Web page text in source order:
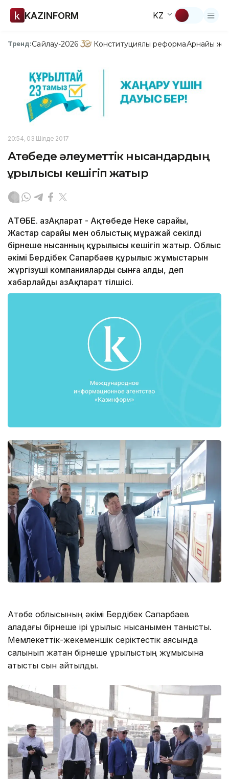
KAZINFORM KZ
Тренд:Сайлау-2026 Конституциялық реформаАрнайы
20:54, 03 Шілде 2017
Ақтөбеде әлеуметтік нысандардың
құрылысы кешігіп жатыр
АҚТӨБЕ. ҚазАқпарат - Ақтөбеде Неке сарайы,
Жастар сарайы мен облыстық мұражай секілді
бірнеше нысанның құрылысы кешігіп жатыр. Облыс
әкімі Бердібек Сапарбаев құрылыс жұмыстарын
жүргізуші компанияларды сынға алды, деп
хабарлайды ҚазАқпарат тілшісі.
Ақтөбе облысының әкімі Бердібек Сапарбаев
қаладағы бірнеше ірі құрылыс нысанымен танысты.
Мемлекеттік-жекеменшік серіктестік аясында
салынып жатқан бірнеше құрылыстың жұмысына
қатысты сын айтылды.